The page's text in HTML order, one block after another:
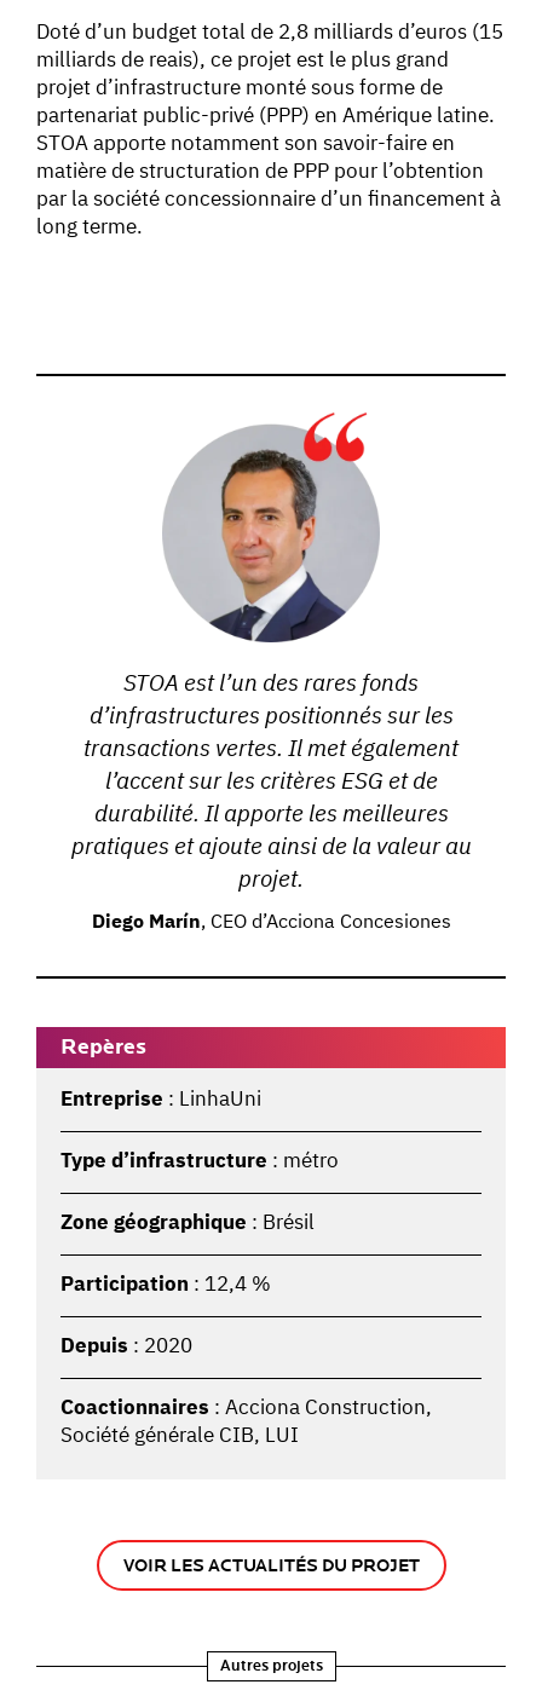
Doté d’un budget total de 2,8 milliards d’euros (15
milliards de reais), ce projet est le plus grand
projet d’infrastructure monté sous forme de
partenariat public-privé (PPP) en Amérique latine.
STOA apporte notamment son savoir-faire en
matière de structuration de PPP pour l’obtention
par la société concessionnaire d’un financement à
long terme.
STOA est l’un des rares fonds
d’infrastructures positionnés sur les
transactions vertes. Il met également
l’accent sur les critères ESG et de
durabilité. Il apporte les meilleures
pratiques et ajoute ainsi de la valeur au
projet.
Diego Marín, CEO d’Acciona Concesiones
Repères
Entreprise : LinhaUni
Type d’infrastructure : métro
Zone géographique : Brésil
Participation : 12,4 %
Depuis : 2020
Coactionnaires : Acciona Construction,
Société générale CIB, LUI
VOIR LES ACTUALITÉS DU PROJET
Autres projets